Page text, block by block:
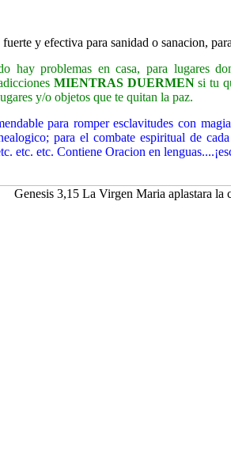
y efectiva para sanidad o sanacion,
hay problemas en casa, para lugares
MIENTRAS DUERMENsi tu
y/o objetos que te quitan la paz.
para romper esclavitudes con
para el combate espiritual de
etc. etc. Contiene Oracion en